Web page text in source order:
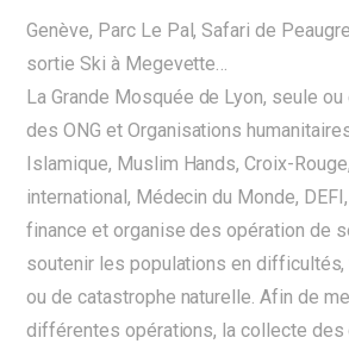
Genève, Parc Le Pal, Safari de
sortie Ski à Megevette…
La Grande Mosquée de Lyon, seule
des ONG et Organisations
Islamique, Muslim Hands, Croix-
international, Médecin du Monde,
finance et organise des opération de
soutenir les populations en
ou de catastrophe naturelle. Afin de
différentes opérations, la collecte